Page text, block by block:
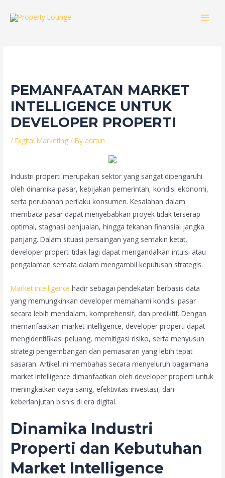
PEMANFAATAN MARKET
INTELLIGENCE UNTUK
DEVELOPER PROPERTI
/Digital Marketing / By admin
Industri properti merupakan sektor yang sangat dipengaruhi
oleh dinamika pasar, kebijakan pemerintah, kondisi ekonomi,
serta perubahan perilaku konsumen. Kesalahan dalam
membaca pasar dapat menyebabkan proyek tidak terserap
optimal, stagnasi penjualan, hingga tekanan finansial jangka
panjang. Dalam situasi persaingan yang semakin ketat,
developer properti tidak lagi dapat mengandalkan intuisi atau
pengalaman semata dalam mengambil keputusan strategis.
Market intelligence hadir sebagai pendekatan berbasis data
yang memungkinkan developer memahami kondisi pasar
secara lebih mendalam, komprehensif, dan prediktif. Dengan
memanfaatkan market intelligence, developer properti dapat
mengidentifikasi peluang, memitigasi risiko, serta menyusun
strategi pengembangan dan pemasaran yang lebih tepat
sasaran. Artikel ini membahas secara menyeluruh bagaimana
market intelligence dimanfaatkan oleh developer properti untuk
meningkatkan daya saing, efektivitas investasi, dan
keberlanjutan bisnis di era digital.
Dinamika Industri
Properti dan Kebutuhan
Market Intelligence